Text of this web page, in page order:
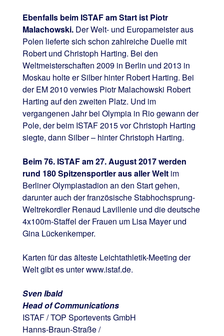
Ebenfalls beim ISTAF am Start ist Piotr
Malachowski. Der Welt- und Europameister aus
Polen lieferte sich schon zahlreiche Duelle mit
Robert und Christoph Harting. Bei den
Weltmeisterschaften 2009 in Berlin und 2013 in
Moskau holte er Silber hinter Robert Harting. Bei
der EM 2010 verwies Piotr Malachowski Robert
Harting auf den zweiten Platz. Und im
vergangenen Jahr bei Olympia in Rio gewann der
Pole, der beim ISTAF 2015 vor Christoph Harting
siegte, dann Silber – hinter Christoph Harting.
Beim 76. ISTAF am 27. August 2017 werden
rund 180 Spitzensportler aus aller Weltim
Berliner Olympiastadion an den Start gehen,
darunter auch der französische Stabhochsprung-
Weltrekordler Renaud Lavillenie und die deutsche
4x100m-Staffel der Frauen um Lisa Mayer und
Gina Lückenkemper.
Karten für das älteste Leichtathletik-Meeting der
Welt gibt es unter www.istaf.de.
Sven Ibald
Head of Communications
ISTAF / TOP Sportevents GmbH
Hanns-Braun-Straße /